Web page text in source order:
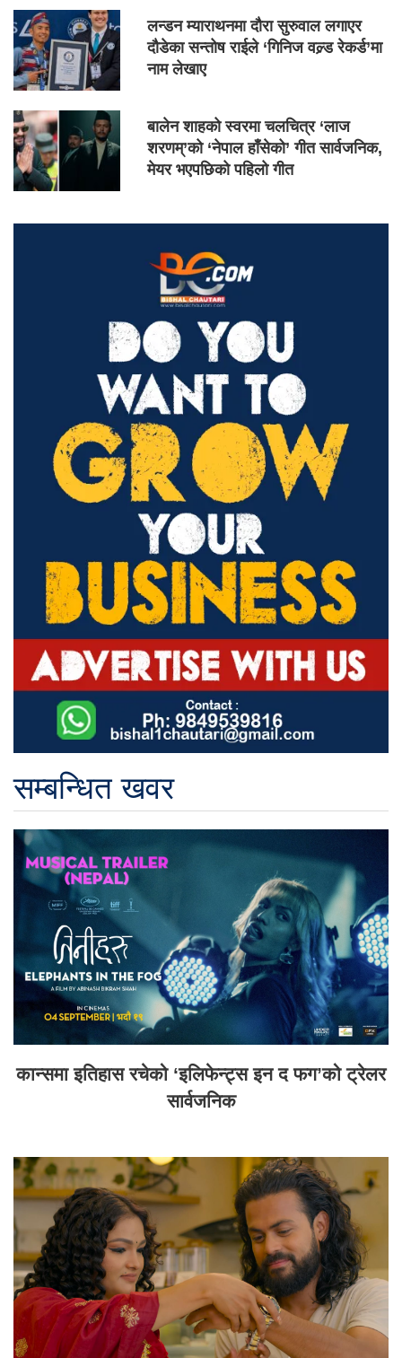
लन्डन म्याराथनमा दौरा सुरुवाल लगाएर
दौडेका सन्तोष राईले ‘गिनिज वल्र्ड रेकर्ड’मा
नाम लेखाए
बालेन शाहको स्वरमा चलचित्र ‘लाज
शरणम्’को ‘नेपाल हाँसेको’ गीत सार्वजनिक,
मेयर भएपछिको पहिलो गीत
सम्बन्धित खवर
कान्समा इतिहास रचेको ‘इलिफेन्ट्स इन द फग’को ट्रेलर
सार्वजनिक